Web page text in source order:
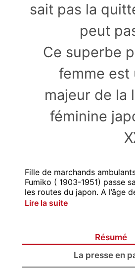
sait pas la
peut
Ce superbe
femme est
majeur de la
féminine
Fille de marchands
Fumiko ( 1903-1951) passe
les routes du japon. A l’âge
Lire la suite
Résumé
La presse en